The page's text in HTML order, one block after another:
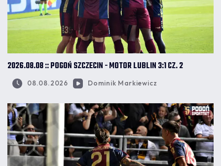
2026.08.08 :: POGOŃ SZCZECIN - MOTOR LUBLIN 3:1 CZ. 2
08.08.2026 Dominik Markiewicz